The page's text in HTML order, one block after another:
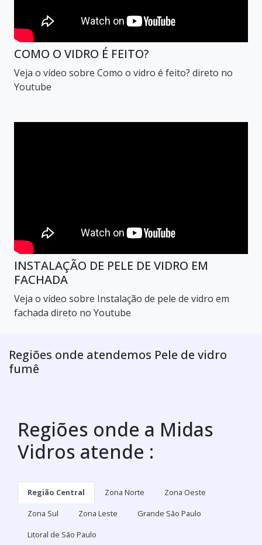
COMO O VIDRO É FEITO?
Veja o vídeo sobre Como o vidro é feito? direto no
Youtube
INSTALAÇÃO DE PELE DE VIDRO EM
FACHADA
Veja o vídeo sobre Instalação de pele de vidro em
fachada direto no Youtube
Regiões onde atendemos Pele de vidro
fumê
Regiões onde a Midas
Vidros atende :
Região Central Zona Norte
Zona Oeste
Zona Sul
Zona Leste
Grande São Paulo
Litoral de São Paulo